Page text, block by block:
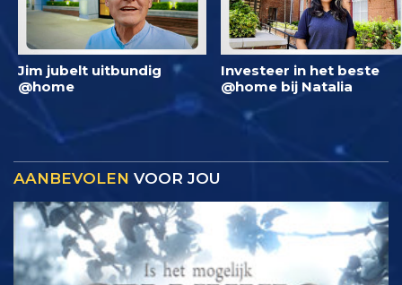
Jim jubelt uitbundig
@home
Investeer in het beste
@home bij Natalia
AANBEVOLEN VOOR JOU